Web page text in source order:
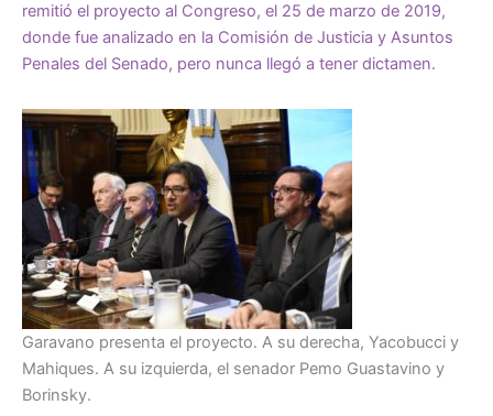
remitió el proyecto al Congreso, el 25 de marzo de 2019,
donde fue analizado en la Comisión de Justicia y Asuntos
Penales del Senado, pero nunca llegó a tener dictamen.
Garavano presenta el proyecto. A su derecha, Yacobucci y
Mahiques. A su izquierda, el senador Pemo Guastavino y
Borinsky.